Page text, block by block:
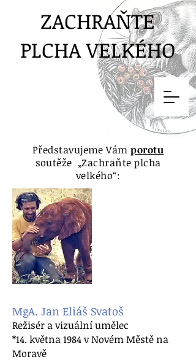
ZACHRAŇTE
PLCHA VELKÉHO
Představujeme Vámporotu
soutěže „Zachraňte plcha
velkého“:
MgA. Jan Eliáš Svatoš
Režisér a vizuální umělec
*14. května 1984 v Novém Městě na
Moravě